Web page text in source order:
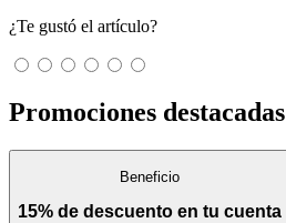
¿Te gustó el artículo?
Promociones destacadas
Beneficio
15% de descuento en tu cuenta